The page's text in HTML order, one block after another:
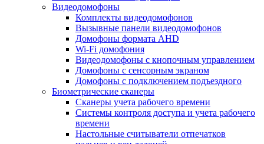
Видеодомофоны
Комплекты видеодомофонов
Вызывные панели видеодомофонов
Домофоны формата AHD
Wi-Fi домофония
Видеодомофоны с кнопочным управлением
Домофоны с сенсорным экраном
Домофоны с подключением подъездного
Биометрические сканеры
Сканеры учета рабочего времени
Системы контроля доступа и учета рабочего
времени
Настольные считыватели отпечатков